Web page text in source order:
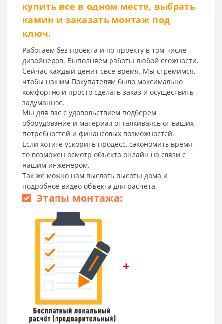
купить все в одном месте, выбрать
камин и заказать монтаж под
ключ.
Работаем без проекта и по проекту в том числе
дизайнеров. Выполняем работы любой сложности.
Сейчас каждый ценит свое время. Мы стремимся,
чтобы нашим Покупателям было максимально
комфортно и просто сделать заказ и осуществить
задуманное.
Мы для вас с удовольствием подберем
оборудование и материал отталкиваясь от ваших
потребностей и финансовых возможностей.
Если хотите ускорить процесс, сэкономить время,
то возможен осмотр объекта онлайн на связи с
нашим инженером.
Так же можно нам выслать высоты дома и
подробное видео объекта для расчета.
Этапы монтажа:
+